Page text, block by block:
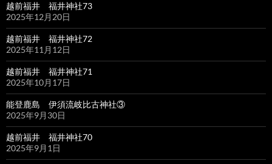
越前福井 福井神社73
2025年12月20日
越前福井 福井神社72
2025年11月12日
越前福井 福井神社71
2025年10月17日
能登鹿島 伊須流岐比古神社③
2025年9月30日
越前福井 福井神社70
2025年9月1日